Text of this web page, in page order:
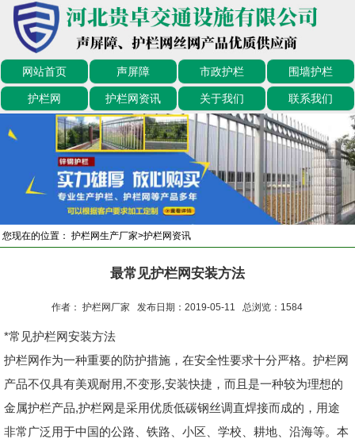
网站首页 声屏障 市政护栏 围墙护栏
护栏网 护栏网资讯 关于我们 联系我们
您现在的位置： 护栏网生产厂家>护栏网资讯
最常见护栏网安装方法
作者： 护栏网厂家 发布日期：2019-05-11 总浏览： 1584
*常见护栏网安装方法
护栏网作为一种重要的防护措施，在安全性要求十分严格。护栏网
产品不仅具有美观耐用,不变形,安装快捷，而且是一种较为理想的
金属护栏产品,护栏网是采用优质低碳钢丝调直焊接而成的，用途
非常广泛用于中国的公路、铁路、小区、学校、耕地、沿海等。本